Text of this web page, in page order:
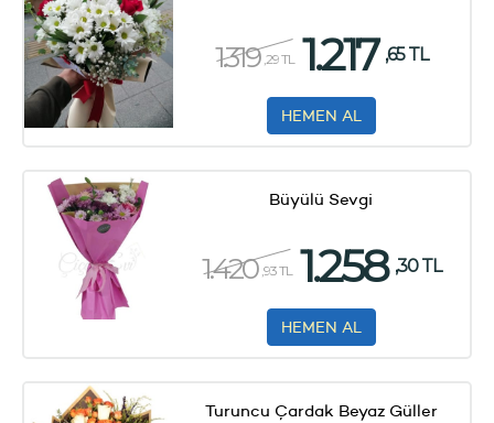
1.319 ,29 TL 1.217 ,65 TL
HEMEN AL
Büyülü Sevgi
1.420 ,93 TL 1.258 ,30 TL
HEMEN AL
Turuncu Çardak Beyaz Güller